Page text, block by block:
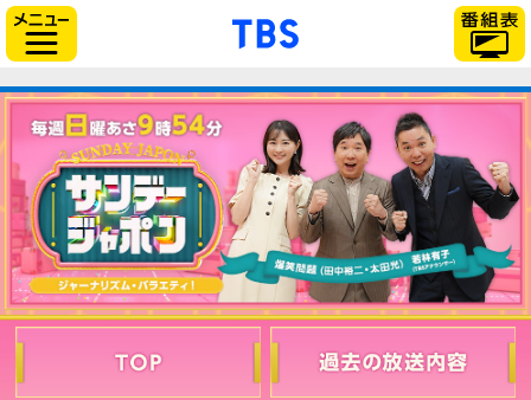
「TBSテレビ」トップ